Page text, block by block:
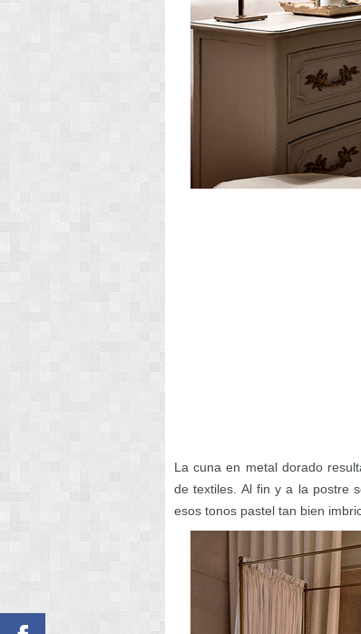
La cuna en metal dorado
de textiles. Al fin y a la postre
esos tonos pastel tan bien